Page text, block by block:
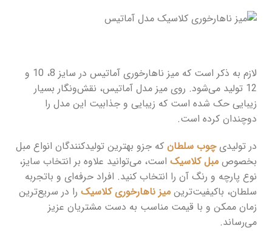
لازم به ذکر است که میز ناهارخوری آماتیس در سایز 8، 10 و
12 تولید می‌شود. روی میز مدل آماتیس، نقش‌ونگار بسیار
زیبایی حک شده است که زیبایی و جذابیت این مدل را
دوچندان کرده است.
در تولیدیچوب سلطان که جزو بهترین تولیدکنندگان انواع مبل
بخصوص مبل کلاسیک است، می‌توانید علاوه بر انتخاب سایز،
نوع پارچه و رنگ آن را انتخاب کنید. افراد حرفه‌ای و باتجربه
سلطان، باکیفیت‌ترین میز ناهارخوری کلاسیک را در سریع‌ترین
زمان ممکن و با قیمت مناسب به دست مشتریان عزیز
می‌رساند.